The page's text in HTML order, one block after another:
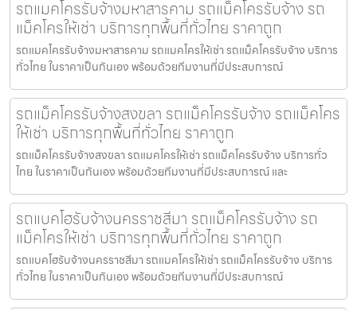
รถแมคโครรับจ้างมหาสารคาม รถแม็คโครรับจ้าง รถ
แม็คโครให้เช่า บริการทุกพื้นที่ทั่วไทย ราคาถูก
รถแมคโครรับจ้างมหาสารคาม รถแมคโครให้เช่า รถแม็คโครรับจ้าง บริการ
ทั่วไทย ในราคาเป็นกันเอง พร้อมด้วยทีมงานที่มีประสบการณ์
รถแม็คโครรับจ้างสงขลา รถแม็คโครรับจ้าง รถแม็คโคร
ให้เช่า บริการทุกพื้นที่ทั่วไทย ราคาถูก
รถแม็คโครรับจ้างสงขลา รถแมคโครให้เช่า รถแม็คโครรับจ้าง บริการทั่ว
ไทย ในราคาเป็นกันเอง พร้อมด้วยทีมงานที่มีประสบการณ์ และ
รถแบคโฮรับจ้างนครราชสีมา รถแม็คโครรับจ้าง รถ
แม็คโครให้เช่า บริการทุกพื้นที่ทั่วไทย ราคาถูก
รถแบคโฮรับจ้างนครราชสีมา รถแมคโครให้เช่า รถแม็คโครรับจ้าง บริการ
ทั่วไทย ในราคาเป็นกันเอง พร้อมด้วยทีมงานที่มีประสบการณ์